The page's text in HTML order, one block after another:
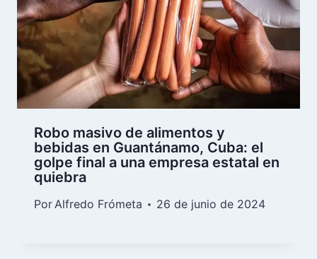
Robo masivo de alimentos y
bebidas en Guantánamo, Cuba: el
golpe final a una empresa estatal en
quiebra
PorAlfredo Frómeta 26 de junio de 2024